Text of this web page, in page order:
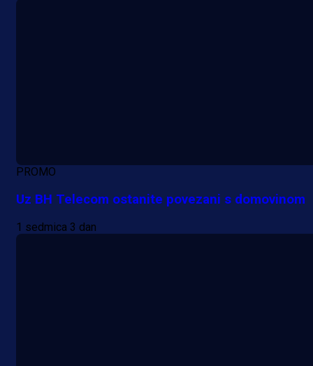
PROMO
Uz BH Telecom ostanite povezani s domovinom
1 sedmica 3 dan